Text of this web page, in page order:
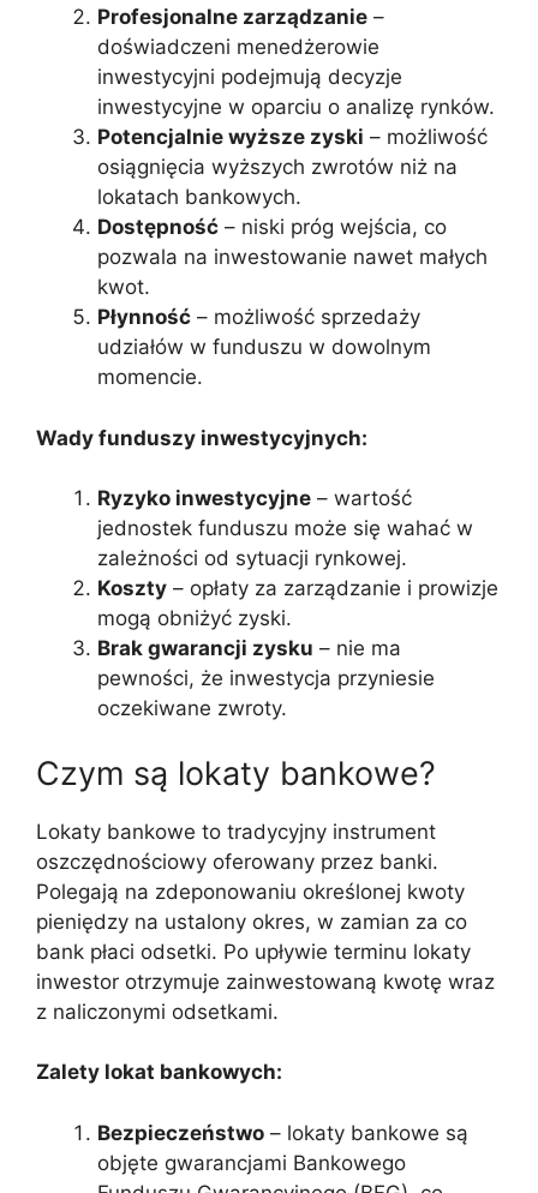
Profesjonalne zarządzanie –
doświadczeni menedżerowie
inwestycyjni podejmują decyzje
inwestycyjne w oparciu o analizę rynków.
Potencjalnie wyższe zyski – możliwość
osiągnięcia wyższych zwrotów niż na
lokatach bankowych.
Dostępność – niski próg wejścia, co
pozwala na inwestowanie nawet małych
kwot.
Płynność – możliwość sprzedaży
udziałów w funduszu w dowolnym
momencie.
Wady funduszy inwestycyjnych:
Ryzyko inwestycyjne – wartość
jednostek funduszu może się wahać w
zależności od sytuacji rynkowej.
Koszty – opłaty za zarządzanie i prowizje
mogą obniżyć zyski.
Brak gwarancji zysku – nie ma
pewności, że inwestycja przyniesie
oczekiwane zwroty.
Czym są lokaty bankowe?
Lokaty bankowe to tradycyjny instrument
oszczędnościowy oferowany przez banki.
Polegają na zdeponowaniu określonej kwoty
pieniędzy na ustalony okres, w zamian za co
bank płaci odsetki. Po upływie terminu lokaty
inwestor otrzymuje zainwestowaną kwotę wraz
z naliczonymi odsetkami.
Zalety lokat bankowych:
Bezpieczeństwo – lokaty bankowe są
objęte gwarancjami Bankowego